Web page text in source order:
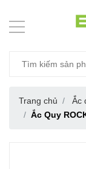
Trang chủ
Ắc
Ắc Quy